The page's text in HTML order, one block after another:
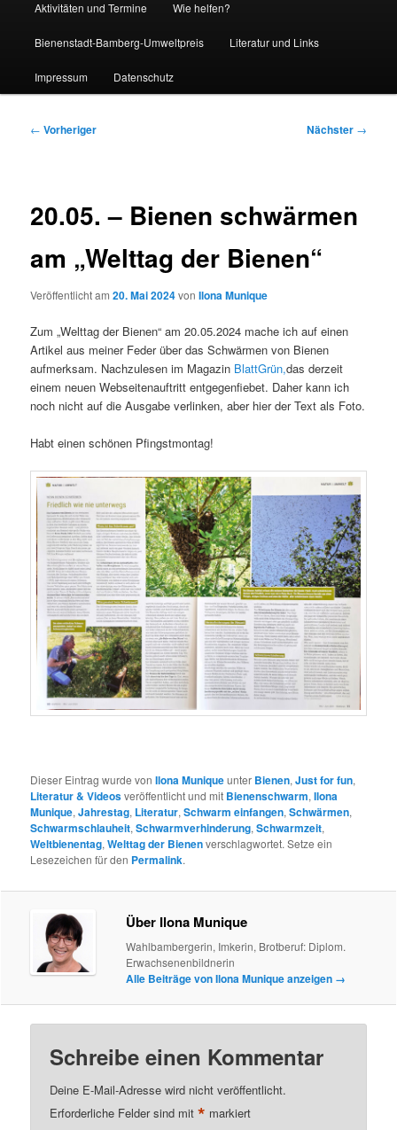
Aktivitäten und Termine Wie helfen?
Bienenstadt-Bamberg-Umweltpreis Literatur und Links
Impressum Datenschutz
Beitragsnavigation
← Vorheriger Nächster →
20.05. – Bienen schwärmen
am „Welttag der Bienen“
Veröffentlicht am20. Mai 2024vonIlona Munique
Zum „Welttag der Bienen“ am 20.05.2024 mache ich auf einen
Artikel aus meiner Feder über das Schwärmen von Bienen
aufmerksam. Nachzulesen im Magazin BlattGrün,das derzeit
einem neuen Webseitenauftritt entgegenfiebet. Daher kann ich
noch nicht auf die Ausgabe verlinken, aber hier der Text als Foto.
Habt einen schönen Pfingstmontag!
Dieser Eintrag wurde vonIlona Muniqueunter Bienen,Just for fun,
Literatur & Videosveröffentlicht und mit Bienenschwarm,Ilona
Munique,Jahrestag, Literatur,Schwarm einfangen,Schwärmen,
Schwarmschlauheit,Schwarmverhinderung,Schwarmzeit,
Weltbienentag,Welttag der Bienenverschlagwortet. Setze ein
Lesezeichen für den Permalink.
Über Ilona Munique
Wahlbambergerin, Imkerin, Brotberuf: Diplom.
Erwachsenenbildnerin
Alle Beiträge von Ilona Munique anzeigen →
Schreibe einen Kommentar
Deine E-Mail-Adresse wird nicht veröffentlicht.
Erforderliche Felder sind mit* markiert